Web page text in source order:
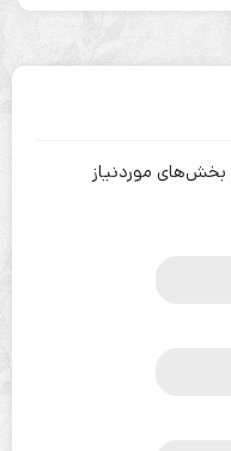
بخش‌های موردنیاز